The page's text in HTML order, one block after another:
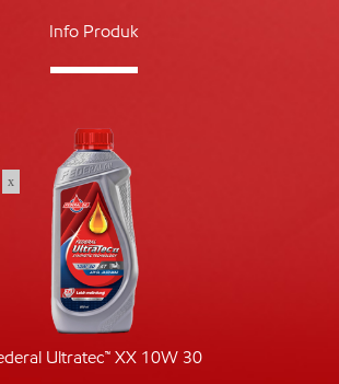
Info Produk
Ultratec™ XX 10W 30
x